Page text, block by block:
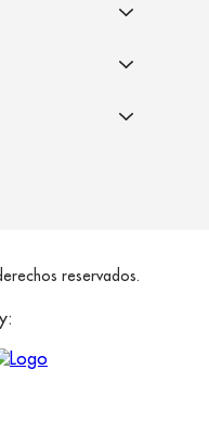
reservados.